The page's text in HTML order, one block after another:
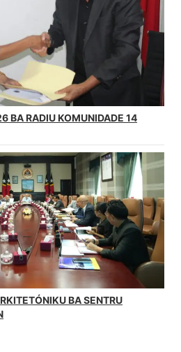
BA RADIU KOMUNIDADE 14
BA SENTRU